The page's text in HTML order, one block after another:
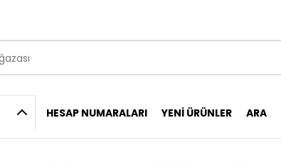
HESAP NUMARALARI YENI ÜRÜNLER ARA